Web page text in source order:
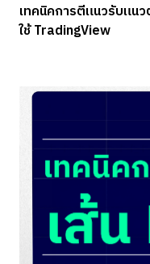
เทคนิคการตีแนวรับแน
ใช้ TradingView